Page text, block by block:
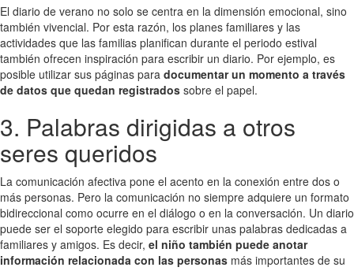
El diario de verano no solo se centra en la dimensión emocional, sino
también vivencial. Por esta razón, los planes familiares y las
actividades que las familias planifican durante el periodo estival
también ofrecen inspiración para escribir un diario. Por ejemplo, es
posible utilizar sus páginas para documentar un momento a través
de datos que quedan registrados sobre el papel.
3. Palabras dirigidas a otros
seres queridos
La comunicación afectiva pone el acento en la conexión entre dos o
más personas. Pero la comunicación no siempre adquiere un formato
bidireccional como ocurre en el diálogo o en la conversación. Un diario
puede ser el soporte elegido para escribir unas palabras dedicadas a
familiares y amigos. Es decir, el niño también puede anotar
información relacionada con las personas más importantes de su